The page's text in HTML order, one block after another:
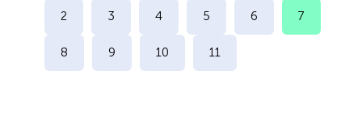
2 3 4 5 6 7
8 9 10 11